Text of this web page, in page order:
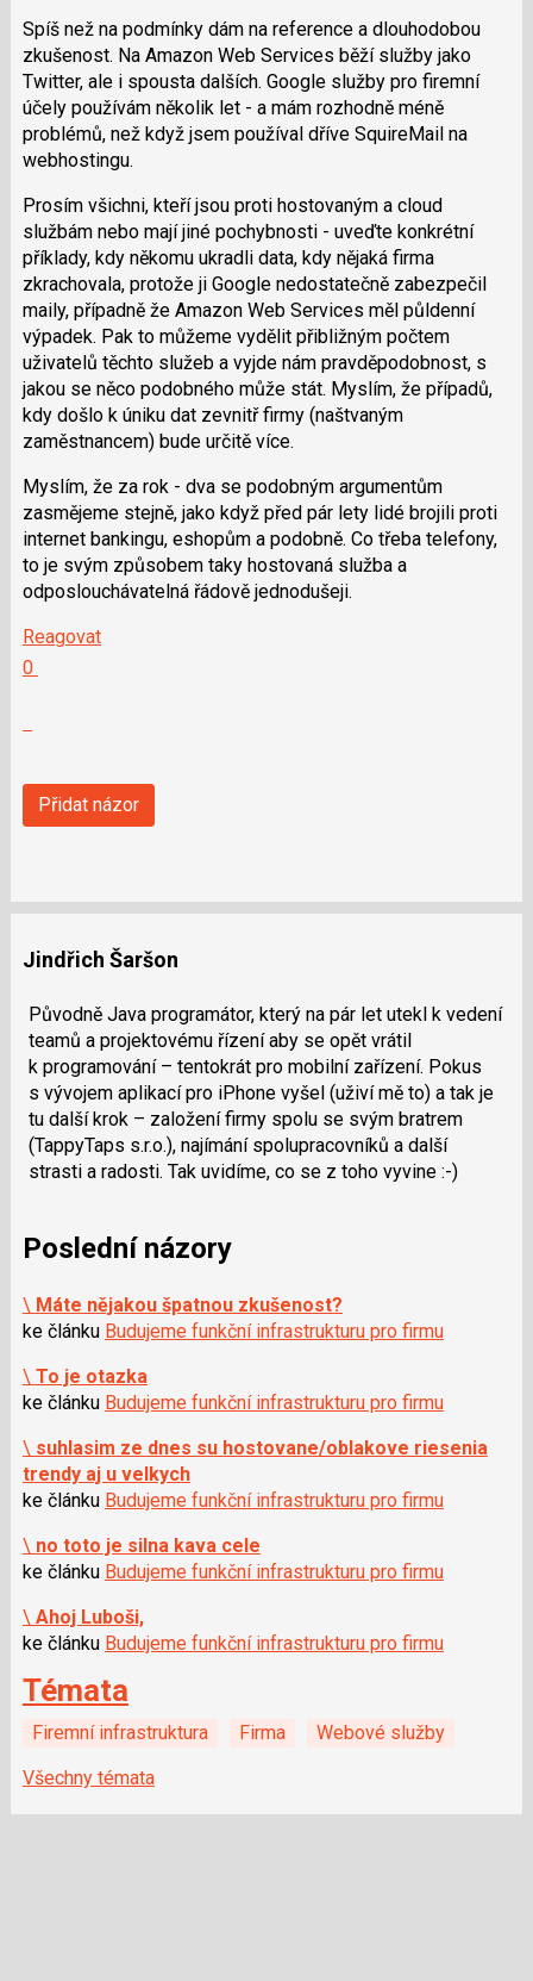
předchozí
nový
názor
Spíš než na podmínky dám na reference a dlouhodobou
zkušenost. Na Amazon Web Services běží služby jako
Twitter, ale i spousta dalších. Google služby pro firemní
účely používám několik let - a mám rozhodně méně
problémů, než když jsem používal dříve SquireMail na
webhostingu.
Prosím všichni, kteří jsou proti hostovaným a cloud
službám nebo mají jiné pochybnosti - uveďte konkrétní
příklady, kdy někomu ukradli data, kdy nějaká firma
zkrachovala, protože ji Google nedostatečně zabezpečil
maily, případně že Amazon Web Services měl půldenní
výpadek. Pak to můžeme vydělit přibližným počtem
uživatelů těchto služeb a vyjde nám pravděpodobnost, s
jakou se něco podobného může stát. Myslím, že případů,
kdy došlo k úniku dat zevnitř firmy (naštvaným
zaměstnancem) bude určitě více.
Myslím, že za rok - dva se podobným argumentům
zasmějeme stejně, jako když před pár lety lidé brojili proti
internet bankingu, eshopům a podobně. Co třeba telefony,
to je svým způsobem taky hostovaná služba a
odposlouchávatelná řádově jednodušeji.
Reagovat
0
SPAM
Přidat názor
Jindřich Šaršon
Původně Java programátor, který na pár let utekl k vedení
teamů a projektovému řízení aby se opět vrátil
k programování – tentokrát pro mobilní zařízení. Pokus
s vývojem aplikací pro iPhone vyšel (uživí mě to) a tak je
tu další krok – založení firmy spolu se svým bratrem
(TappyTaps s.r.o.), najímání spolupracovníků a další
strasti a radosti. Tak uvidíme, co se z toho vyvine :-)
Poslední názory
\ Máte nějakou špatnou zkušenost?
ke článku Budujeme funkční infrastrukturu pro firmu
\ To je otazka
ke článku Budujeme funkční infrastrukturu pro firmu
\ suhlasim ze dnes su hostovane/oblakove riesenia
trendy aj u velkych
ke článku Budujeme funkční infrastrukturu pro firmu
\ no toto je silna kava cele
ke článku Budujeme funkční infrastrukturu pro firmu
\ Ahoj Luboši,
ke článku Budujeme funkční infrastrukturu pro firmu
Témata
Firemní infrastruktura Firma
Webové služby
Všechny témata